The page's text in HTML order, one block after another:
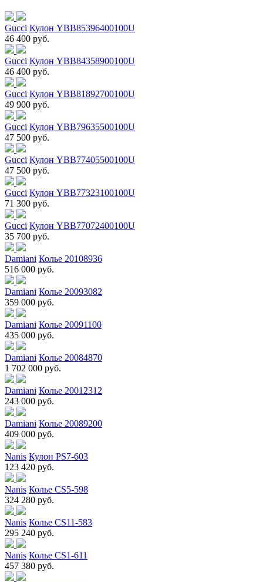
Gucci Кулон YBB85396400100U
46 400 руб.
Gucci Кулон YBB84358900100U
46 400 руб.
Gucci Кулон YBB81892700100U
49 900 руб.
Gucci Кулон YBB79635500100U
47 500 руб.
Gucci Кулон YBB77405500100U
47 500 руб.
Gucci Кулон YBB77323100100U
71 300 руб.
Gucci Кулон YBB77072400100U
35 700 руб.
Damiani Колье 20108936
516 000 руб.
Damiani Колье 20093082
359 000 руб.
Damiani Колье 20091100
435 000 руб.
Damiani Колье 20084870
1 702 000 руб.
Damiani Колье 20012312
243 000 руб.
Damiani Колье 20089200
409 000 руб.
Nanis Кулон PS7-603
123 420 руб.
Nanis Колье CS5-598
324 280 руб.
Nanis Колье CS11-583
295 240 руб.
Nanis Колье CS1-611
457 380 руб.